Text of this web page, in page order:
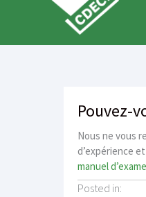
Pouvez-
Nous ne vous
d’expérience
manuel
Posted in: